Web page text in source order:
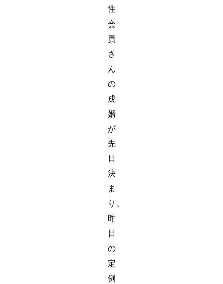
性
会
員
さ
ん
の
成
婚
が
先
日
決
ま
り、
昨
日
の
定
例